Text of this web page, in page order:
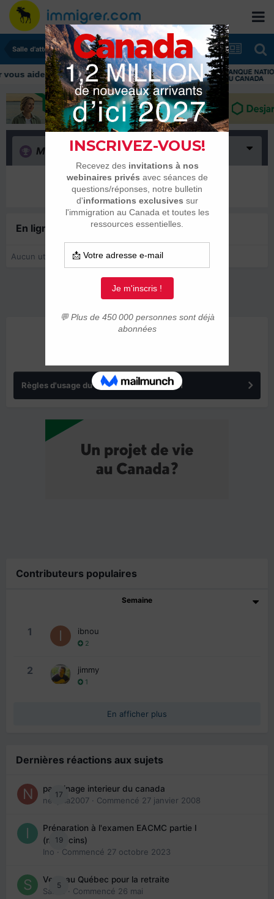
Salle d'attente - échanges de dates
aider tout au long de votre transition
Merci (0)
Il n’y a encore rien ici
En ligne récemment0 membre est en ligne
Aucun utilisateur enregistré regarde cette page.
Règles d'usage du forum IMMIGRER.COM
Contributeurs populaires
Semaine
1 ibnou
2
2 jimmy
1
En afficher plus
Dernières réactions aux sujets
17
parrainage interieur du canada
nedjma2007 · Commencé 27 janvier 2008
19
Préparation à l'examen EACMC partie I
(médecins)
Ino · Commencé 27 octobre 2023
5
Venir au Québec pour la retraite
Sab74
· Commencé 26 mai